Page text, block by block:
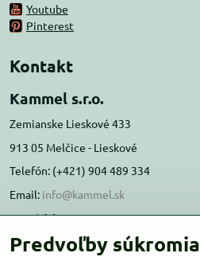
Youtube
Pinterest
Kontakt
Kammel s.r.o.
Zemianske Lieskové 433
913 05 Melčice - Lieskové
Telefón: (+421) 904 489 334
Email: info@kammel.sk
Prevádzka:
Administratívna budova PD Melčice
Predvoľby súkromia